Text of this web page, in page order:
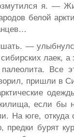
я. —
белой
—
лаек,
Все
пришли в
если бы
На юге,
бурят